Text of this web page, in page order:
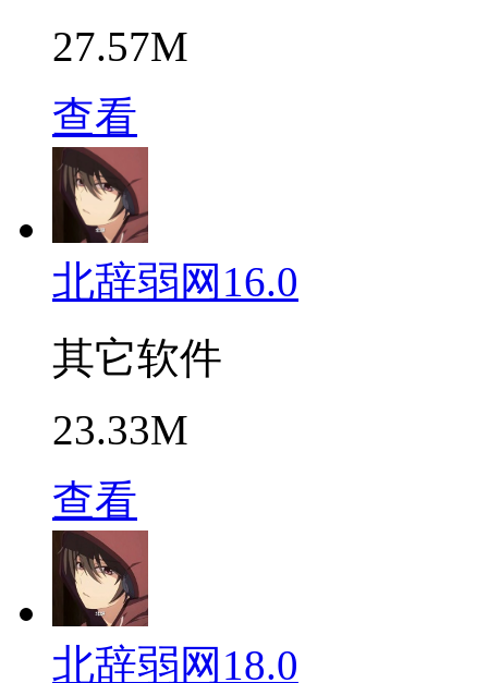
27.57M
查看
北辞弱网16.0
其它软件
23.33M
查看
北辞弱网18.0